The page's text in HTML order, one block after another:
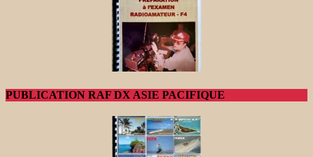
PUBLICATION RAF DX ASIE PACIFIQUE